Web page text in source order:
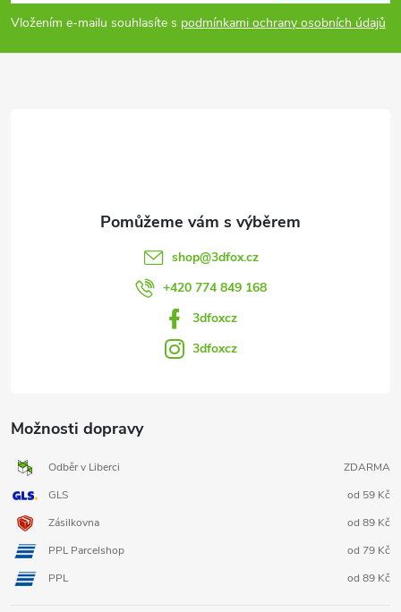
pVložením e-mailu souhlasíte s podmínkami ochrany osobních údajů
Možnosti dopravy
Odběr v Liberci
ZDARMA
GLS
od 59 Kč
Zásilkovna
od 89 Kč
PPL Parcelshop
od 79 Kč
PPL
od 89 Kč
shop@3dfox.cz
+420 774 849 168
3dfoxcz
3dfoxcz